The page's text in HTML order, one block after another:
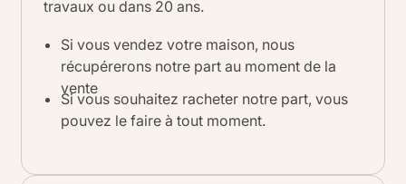
travaux ou dans 20 ans.
Si vous vendez votre maison, nous
récupérerons notre part au moment de la
vente
Si vous souhaitez racheter notre part, vous
pouvez le faire à tout moment.